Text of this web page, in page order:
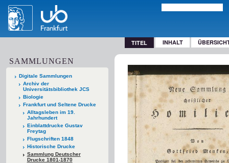
TITEL INHALT
SAMMLUNGEN
Digitale Sammlungen
Archiv der
Universitätsbibliothek JCS
Biologie
Frankfurt und Seltene Drucke
Alltagsleben im 19.
Jahrhundert
Einblattdrucke Gustav
Freytag
Flugschriften 1848
Historische Drucke
Sammlung Deutscher
Drucke 1801-1870